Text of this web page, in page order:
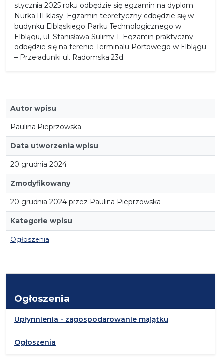
stycznia 2025 roku odbędzie się egzamin na dyplom
Nurka III klasy. Egzamin teoretyczny odbędzie się w
budynku Elbląskiego Parku Technologicznego w
Elblągu, ul. Stanisława Sulimy 1. Egzamin praktyczny
odbędzie się na terenie Terminalu Portowego w Elblągu
– Przeładunki ul. Radomska 23d.
Autor wpisu
Paulina Pieprzowska
Data utworzenia wpisu
20 grudnia 2024
Zmodyfikowany
20 grudnia 2024 przez Paulina Pieprzowska
Kategorie wpisu
Ogłoszenia
Ogłoszenia
Upłynnienia - zagospodarowanie majątku
Ogłoszenia